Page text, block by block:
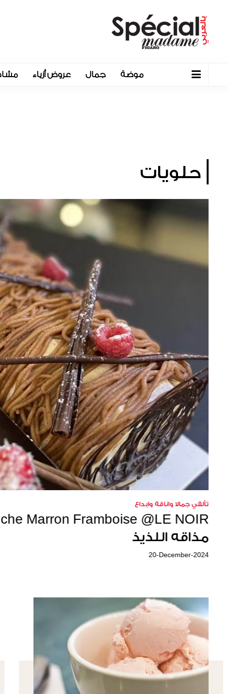
موضة جمال عروض أزياء
حلويات
مطبخ
طريقة عمل القهوة المثلجة مع
16-August-2024